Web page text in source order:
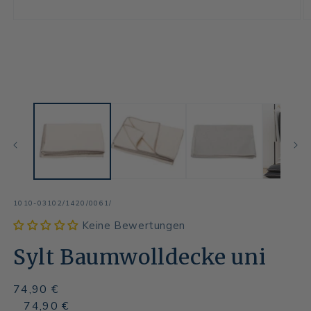
SKU:
1010-03102/1420/0061/
Keine Bewertungen
Sylt Baumwolldecke uni
Normaler
Preis
74,90 €
Normaler
Verkaufspreis
74,90 €